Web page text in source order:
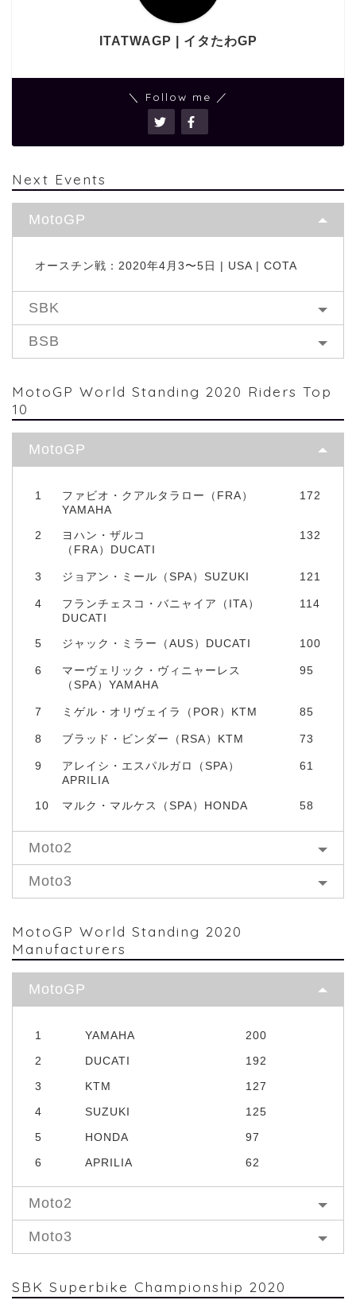
ITATWAGP | イタたわGP
＼ Follow me ／
Next Events
MotoGP
オースチン戦：2020年4月3〜5日 | USA | COTA
SBK
BSB
MotoGP World Standing 2020 Riders Top
10
MotoGP
1
ファビオ・クアルタラロー（FRA）
YAMAHA
172
2
ヨハン・ザルコ
（FRA）DUCATI
132
3 ジョアン・ミール（SPA）SUZUKI 121
4
フランチェスコ・バニャイア（ITA）
DUCATI
114
5 ジャック・ミラー（AUS）DUCATI 100
6
マーヴェリック・ヴィニャーレス
（SPA）YAMAHA
95
7 ミゲル・オリヴェイラ（POR）KTM 85
8 ブラッド・ビンダー（RSA）KTM 73
9
アレイシ・エスパルガロ（SPA）
APRILIA
61
10 マルク・マルケス（SPA）HONDA 58
Moto2
Moto3
MotoGP World Standing 2020
Manufacturers
MotoGP
1 YAMAHA
200
2
DUCATI
192
3
KTM
127
4
SUZUKI
125
5
HONDA
97
6
APRILIA 62
Moto2
Moto3
SBK Superbike Championship 2020